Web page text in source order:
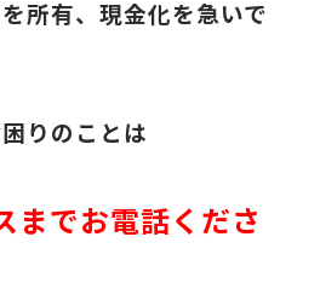
所有、現金化を急いで
りのことは
までお電話くださ